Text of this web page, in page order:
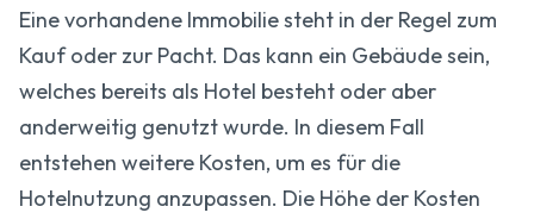
Eine vorhandene Immobilie steht in der Regel zum
Kauf oder zur Pacht. Das kann ein Gebäude sein,
welches bereits als Hotel besteht oder aber
anderweitig genutzt wurde. In diesem Fall
entstehen weitere Kosten, um es für die
Hotelnutzung anzupassen. Die Höhe der Kosten